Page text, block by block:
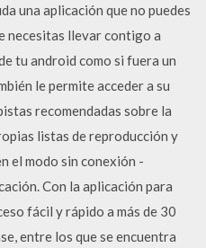
una aplicación que no puedes
necesitas llevar contigo a
tu android como si fuera un
le permite acceder a su
recomendadas sobre la
listas de reproducción y
el modo sin conexión -
Con la aplicación para
fácil y rápido a más de 30
entre los que se encuentra